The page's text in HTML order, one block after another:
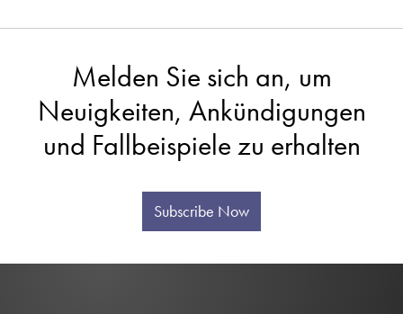
Melden Sie sich an, um
Neuigkeiten, Ankündigungen
und Fallbeispiele zu erhalten
Subscribe Now